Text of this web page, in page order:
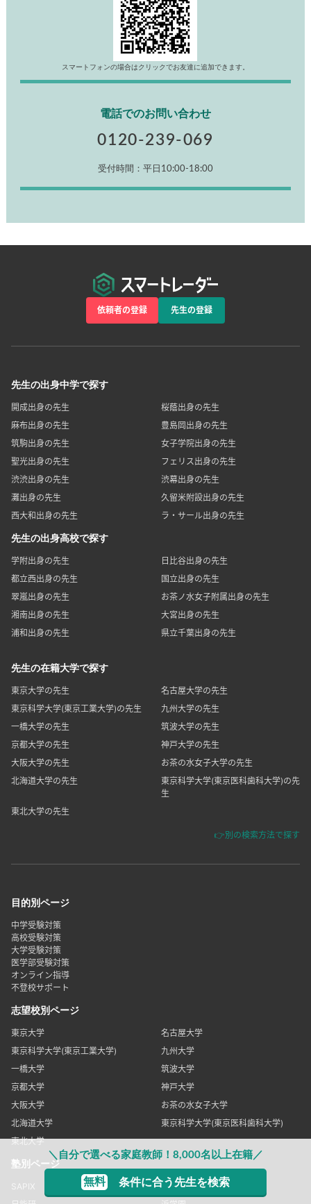
スマートフォンの場合はクリックでお友達に追加できます。
電話でのお問い合わせ
0120-239-069
受付時間：平日10:00-18:00
＼自分で選べる家庭教師！8,000名以上在籍／
無料 条件に合う先生を検索
依頼者の登録 先生の登録
先生の出身中学で探す
開成出身の先生
桜蔭出身の先生
麻布出身の先生
豊島岡出身の先生
筑駒出身の先生
女子学院出身の先生
聖光出身の先生
フェリス出身の先生
渋渋出身の先生
渋幕出身の先生
灘出身の先生
久留米附設出身の先生
西大和出身の先生
ラ・サール出身の先生
先生の出身高校で探す
学附出身の先生
日比谷出身の先生
都立西出身の先生
国立出身の先生
翠嵐出身の先生
お茶ノ水女子附属出身の先生
湘南出身の先生
大宮出身の先生
浦和出身の先生
県立千葉出身の先生
先生の在籍大学で探す
東京大学の先生
名古屋大学の先生
東京科学大学(東京工業大学)の先生
九州大学の先生
一橋大学の先生
筑波大学の先生
京都大学の先生
神戸大学の先生
大阪大学の先生
お茶の水女子大学の先生
北海道大学の先生
東京科学大学(東京医科歯科大学)の先
生
東北大学の先生
👉別の検索方法で探す
目的別ページ
中学受験対策
高校受験対策
大学受験対策
医学部受験対策
オンライン指導
不登校サポート
志望校別ページ
東京大学
名古屋大学
東京科学大学(東京工業大学)
九州大学
一橋大学
筑波大学
京都大学
神戸大学
大阪大学
お茶の水女子大学
北海道大学
東京科学大学(東京医科歯科大学)
東北大学
塾別ページ
SAPIX
グノーブル